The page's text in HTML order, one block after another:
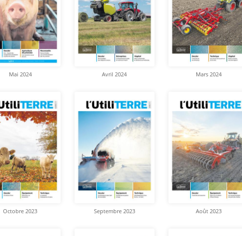
Mai 2024 Avril 2024 Mars 2024
Octobre 2023 Septembre 2023 Août 2023